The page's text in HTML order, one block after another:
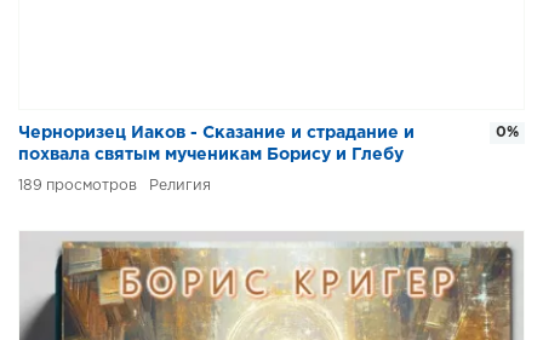
Черноризец Иаков - Сказание и страдание и
похвала святым мученикам Борису и Глебу
189 Религия
0%